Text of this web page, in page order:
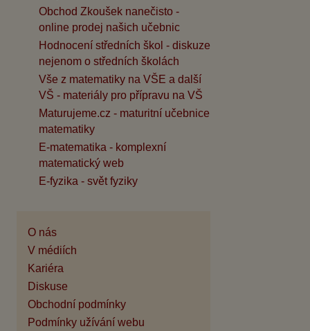
Obchod Zkoušek nanečisto -
online prodej našich učebnic
Hodnocení středních škol - diskuze
nejenom o středních školách
Vše z matematiky na VŠE a další
VŠ - materiály pro přípravu na VŠ
Maturujeme.cz - maturitní učebnice
matematiky
E-matematika - komplexní
matematický web
E-fyzika - svět fyziky
O nás
V médiích
Kariéra
Diskuse
Obchodní podmínky
Podmínky užívání webu